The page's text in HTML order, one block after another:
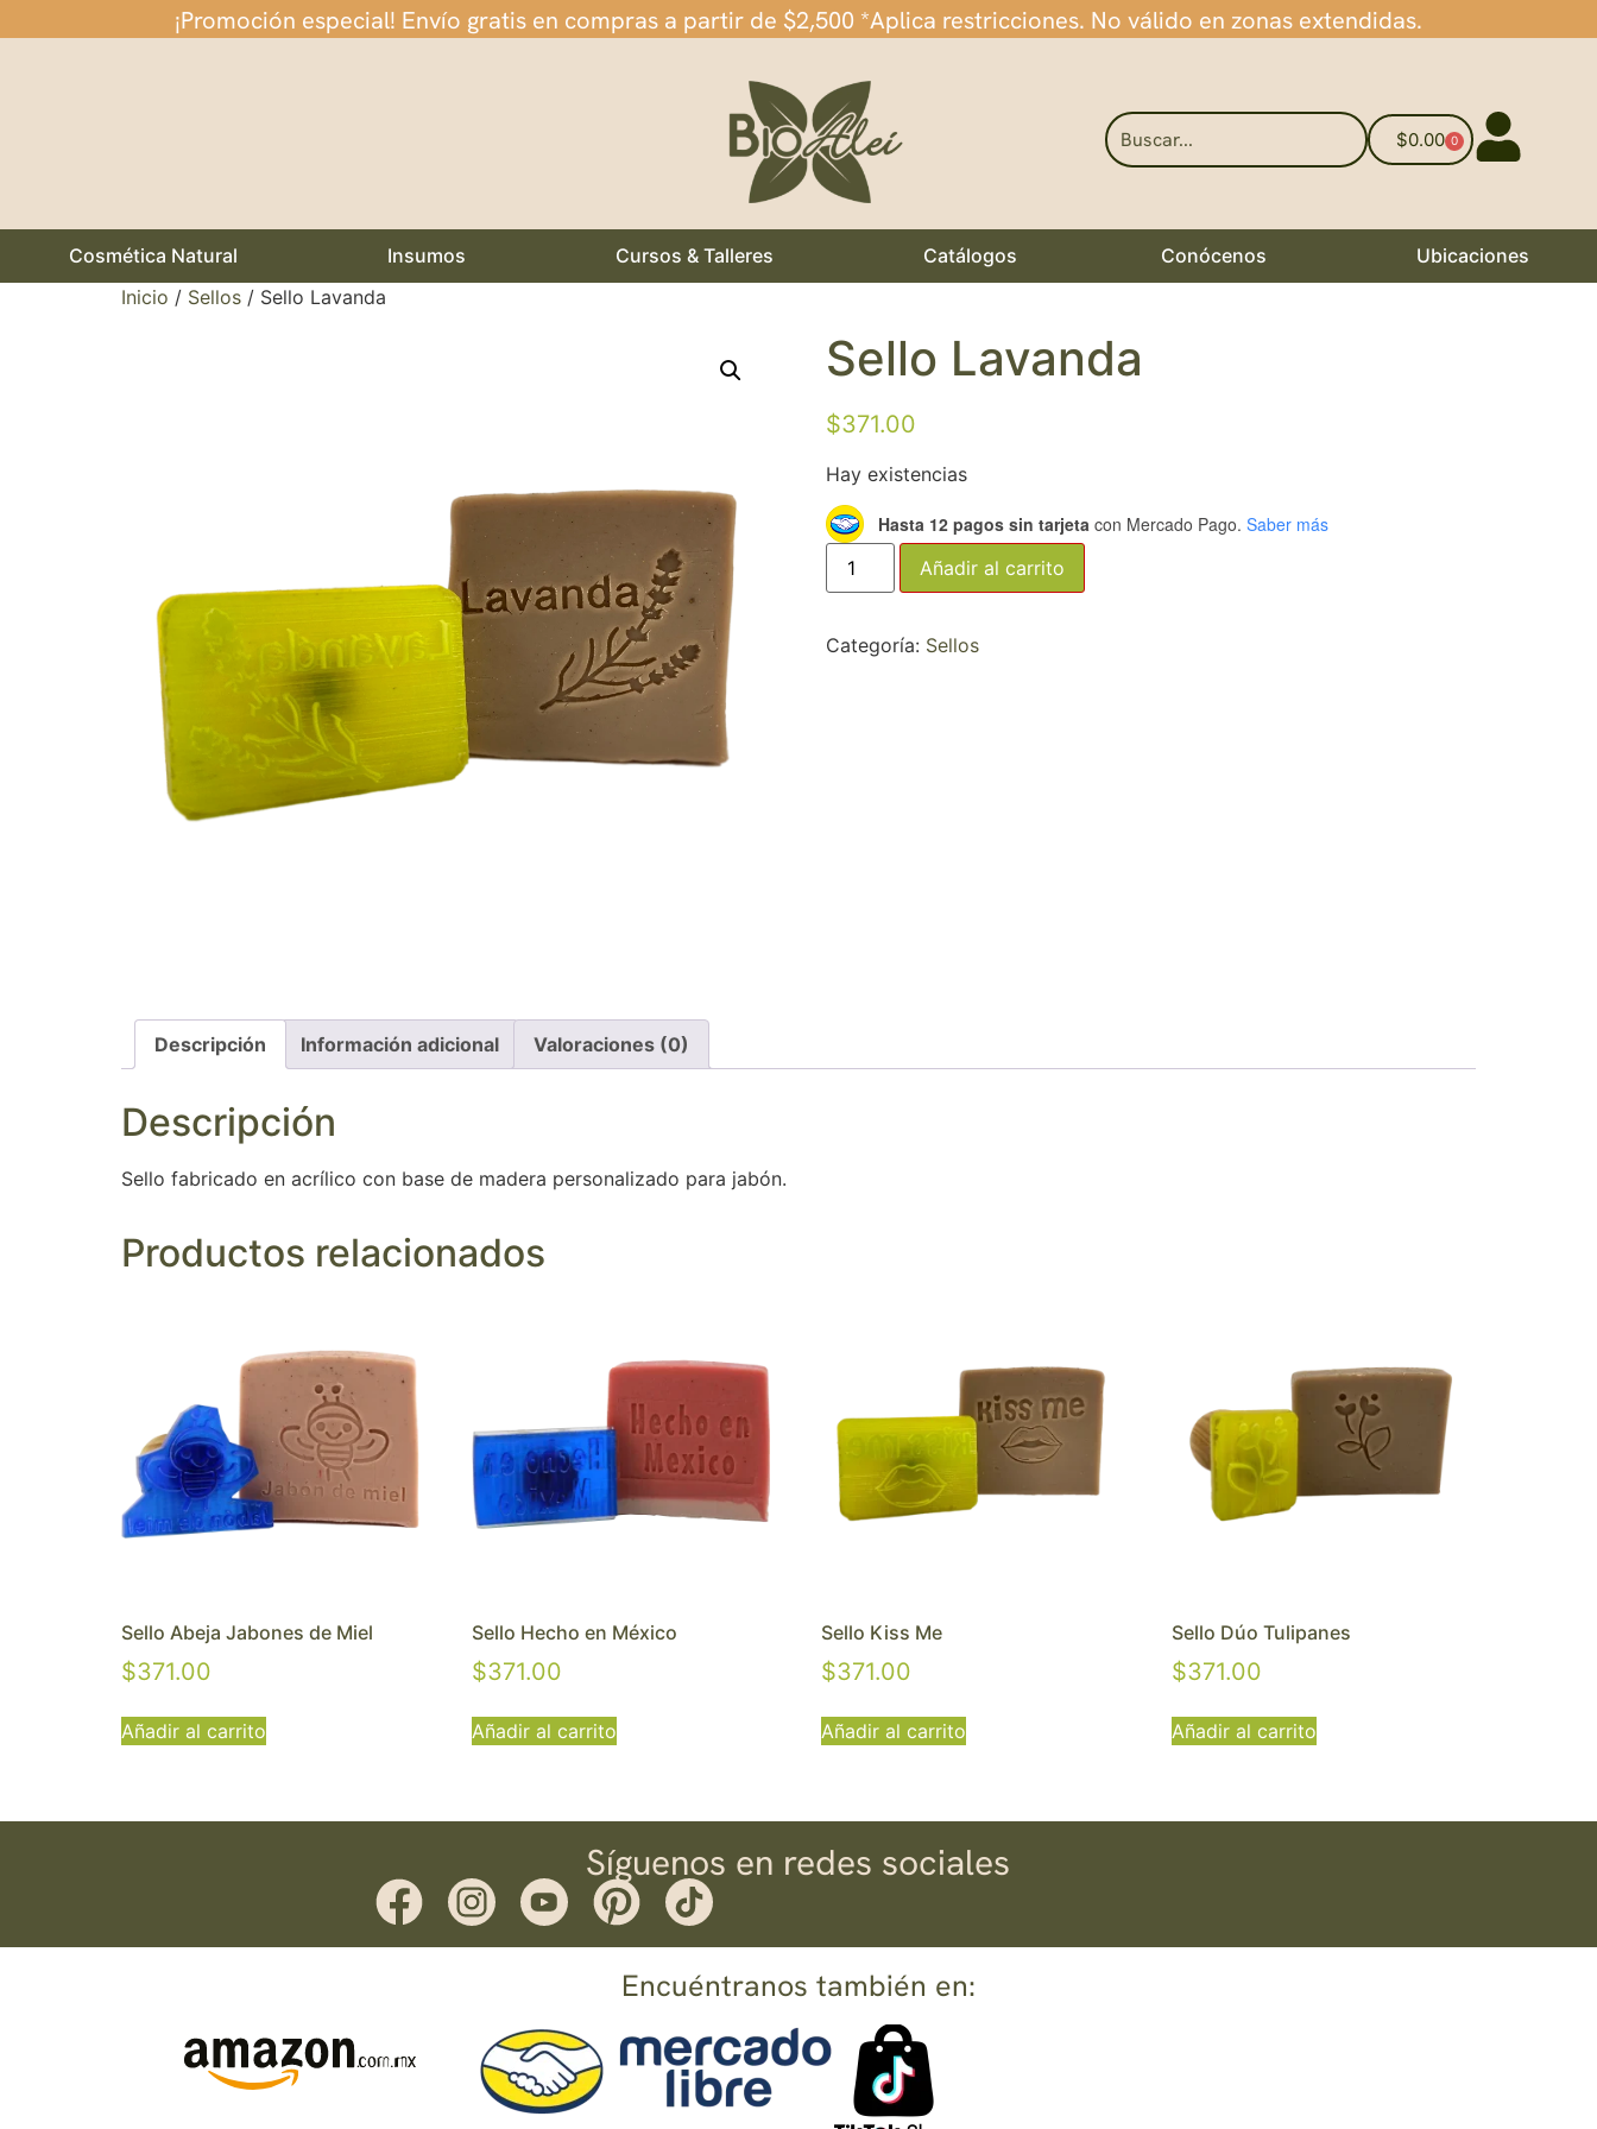
¡Promoción especial! Envío gratis en compras a partir de $2,500 *Aplica restricciones. No válido en zonas extendidas.
$0.00 0
Cosmética Natural Insumos Cursos & Talleres Catálogos Conócenos
Ubicaciones
Inicio / Sellos / Sello Lavanda
Sello Lavanda
$371.00
Hay existencias
Hasta 12 pagos sin tarjeta con Mercado Pago. Saber más
Añadir al carrito
Categoría: Sellos
Descripción Información adicional Valoraciones (0)
Descripción
Sello fabricado en acrílico con base de madera personalizado para jabón.
Productos relacionados
Sello Abeja Jabones de Miel
$371.00
Añadir al carrito
Sello Hecho en México
$371.00
Añadir al carrito
Sello Kiss Me
$371.00
Añadir al carrito
Sello Dúo Tulipanes
$371.00
Añadir al carrito
Síguenos en redes sociales
Encuéntranos también en: